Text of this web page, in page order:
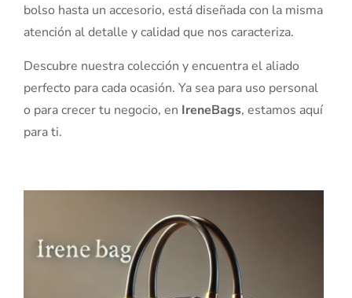
bolso hasta un accesorio, está diseñada con la misma
atención al detalle y calidad que nos caracteriza.
Descubre nuestra colección y encuentra el aliado
perfecto para cada ocasión. Ya sea para uso personal
o para crecer tu negocio, en IreneBags, estamos aquí
para ti.